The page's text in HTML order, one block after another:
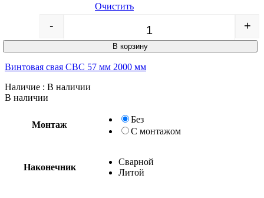
Очистить
Quantity
- +
В корзину
Винтовая свая СВС 57 мм 2000 мм
Наличие : В наличии
В наличии
Монтаж
Без
С монтажом
Наконечник
Сварной
Литой